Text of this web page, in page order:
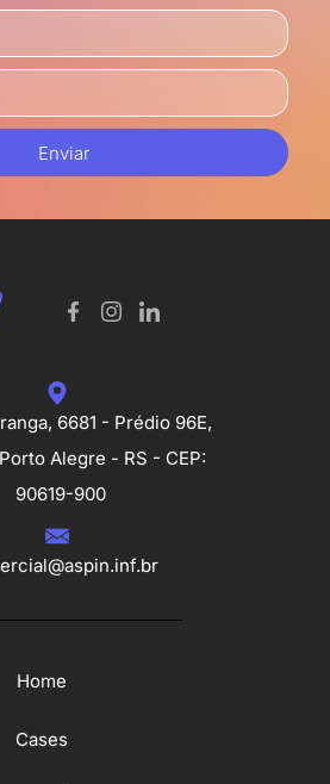
Enviar
6681 - Prédio 96E,
Alegre - RS - CEP:
90619-900
Home
Cases